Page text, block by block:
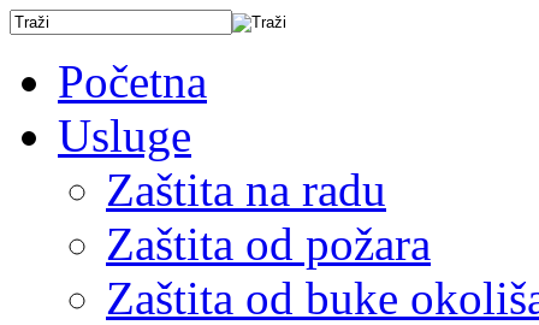
Početna
Usluge
Zaštita na radu
Zaštita od požara
Zaštita od buke